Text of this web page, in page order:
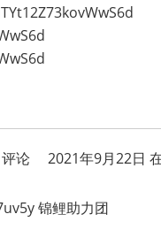
评论 2021年9月22日
锦鲤助力团